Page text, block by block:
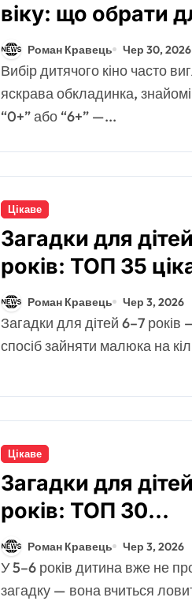
віку: що обрати
малюків і
Роман Кравець Чер 30, 2026
Вибір дитячого кіно часто виглядає просто:
яскрава обкладинка,
“0+” або “6+” —...
Цікаве
Загадки для
років: ТОП 35
загадок для
школи
Роман Кравець Чер 3, 2026
Загадки для дітей 6–7 років — це не просто
спосіб зайняти малюка на
Цікаве
Загадки для
років: ТОП 30
розвивальних
дошкільнят
Роман Кравець Чер 3, 2026
У 5–6 років дитина вже не просто слухає
загадку — вона вчиться